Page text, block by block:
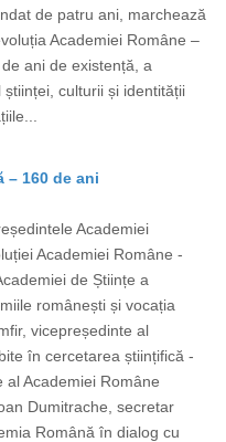
de patru ani, marchează
Academiei Române –
ani de existență, a
culturii și identității
– 160 de ani
Academiei
Academiei Române -
de Științe a
românești și vocația
vicepreședinte al
în cercetarea științifică -
Academiei Române
Dumitrache, secretar
Română în dialog cu